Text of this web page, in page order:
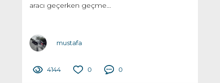
aracı geçerken geçme...
mustafa
4144 0 0